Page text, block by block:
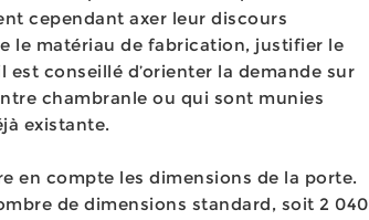
cependant axer leur discours
le matériau de fabrication, justifier le
conseillé d’orienter la demande sur
chambranle ou qui sont munies
existante.
en compte les dimensions de la porte.
de dimensions standard, soit 2 040